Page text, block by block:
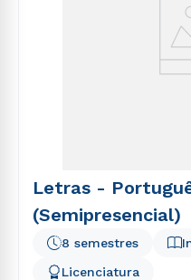
Letras -
(Semipresencial)
8 semestres
Licenciatura